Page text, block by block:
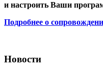
и настроить Ваши
Подробнее о
Новости